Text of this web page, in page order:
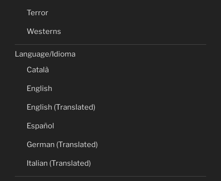
Terror
Westerns
Language/Idioma
Català
English
English (Translated)
Español
German (Translated)
Italian (Translated)